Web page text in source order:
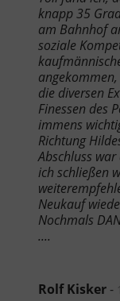
knapp 35
am Bahnhof
soziale
die diversen
Finessen des
immens
Richtung
Abschluss
ich schließen
Neukauf
Nochmals
....
Rolf Kisker -